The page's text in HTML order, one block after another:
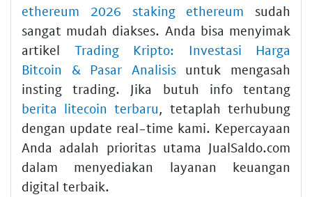
ethereum 2026 staking ethereum sudah
sangat mudah diakses. Anda bisa menyimak
artikel Trading Kripto: Investasi Harga
Bitcoin & Pasar Analisisuntuk mengasah
insting trading. Jika butuh info tentang
berita litecoin terbaru, tetaplah terhubung
dengan update real-time kami. Kepercayaan
Anda adalah prioritas utama JualSaldo.com
dalam menyediakan layanan keuangan
digital terbaik.